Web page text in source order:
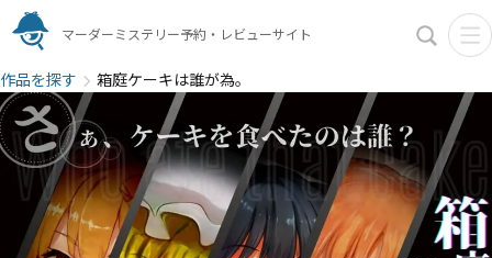
マーダーミステリー予約・レビューサイト
作品を探す 箱庭ケーキは誰が為。